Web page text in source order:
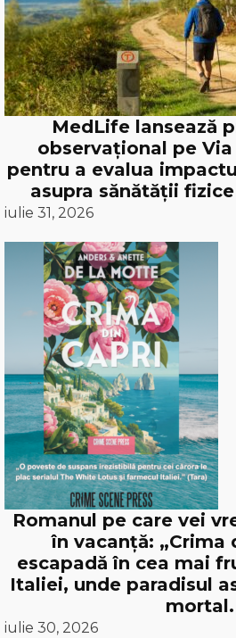
MedLife lansează
observațional pe
pentru a evalua
asupra sănătății
iulie 31, 2026
Romanul pe care vei
în vacanță: „Crima
escapadă în cea mai
Italiei, unde paradisul
mortal.
iulie 30, 2026